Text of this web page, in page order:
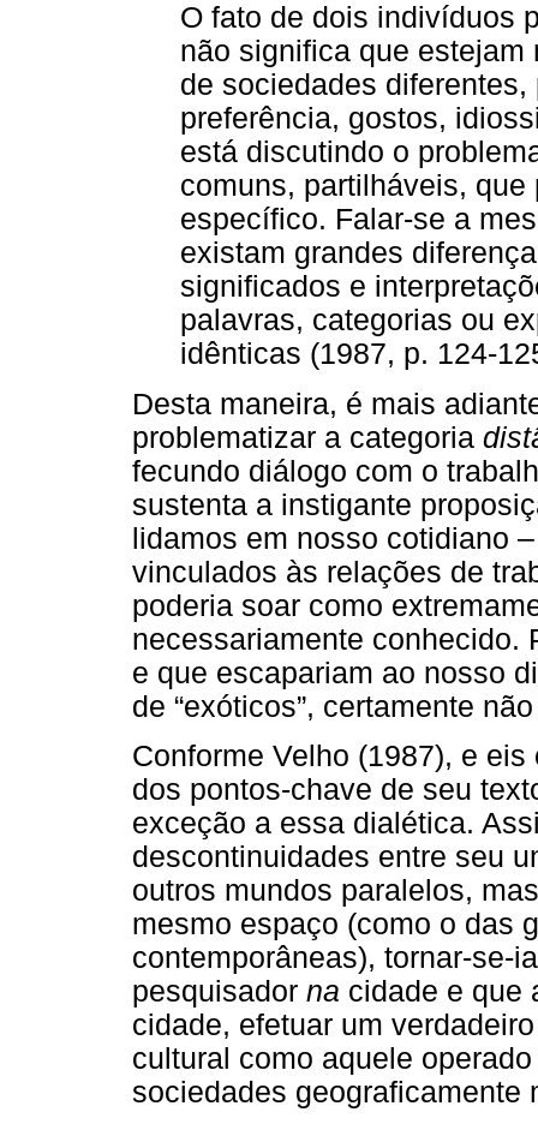
O fato de dois indivíduos
não significa que
de sociedades
preferência, gostos,
está discutindo o
comuns, partilháveis,
específico. Falar-se a
existam grandes
significados e
palavras, categorias ou
idênticas (1987, p. 124-
Desta maneira, é mais
problematizar a categoria
fecundo diálogo com o
sustenta a instigante
lidamos em nosso cotidiano
vinculados às relações de
poderia soar como
necessariamente conhecido.
e que escapariam ao nosso
de “exóticos”, certamente
Conforme Velho (1987), e
dos pontos-chave de seu
exceção a essa dialética.
descontinuidades entre seu
outros mundos paralelos,
mesmo espaço (como o das
contemporâneas), tornar-se-
pesquisador na cidade e que
cidade, efetuar um
cultural como aquele
sociedades geograficamente